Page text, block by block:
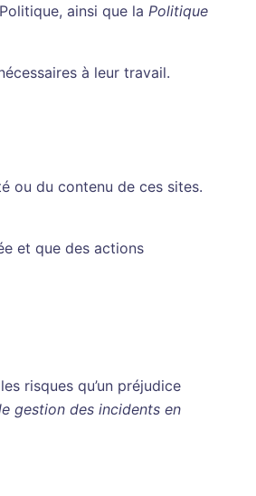
ainsi que la Politique
à leur travail.
ou du contenu de ces sites.
et que des actions
risques qu’un préjudice
gestion des incidents en